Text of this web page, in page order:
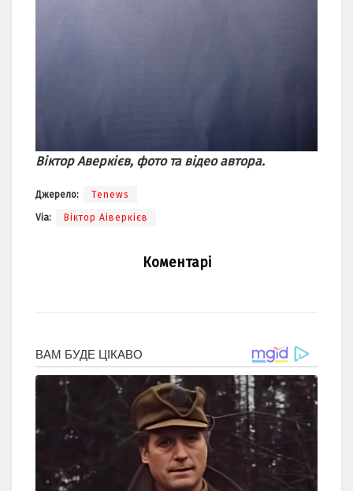
Віктор Аверкієв, фото та відео автора.
Джерело: Tenews
Via: Віктор Аіверкієв
Коментарі